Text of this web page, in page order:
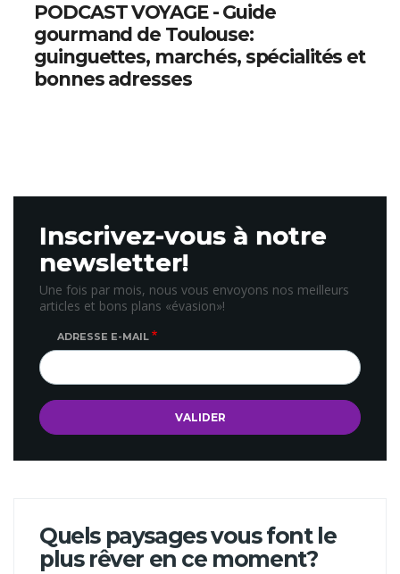
PODCAST VOYAGE - Guide
gourmand de Toulouse:
guinguettes, marchés, spécialités et
bonnes adresses
Inscrivez-vous à notre
newsletter!
Une fois par mois, nous vous envoyons nos meilleurs
articles et bons plans «évasion»!
ADRESSE E-MAIL
Quels paysages vous font le
plus rêver en ce moment?